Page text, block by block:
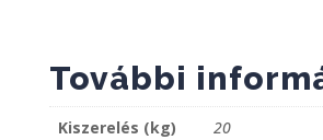
További
Kiszerelés (kg) 20